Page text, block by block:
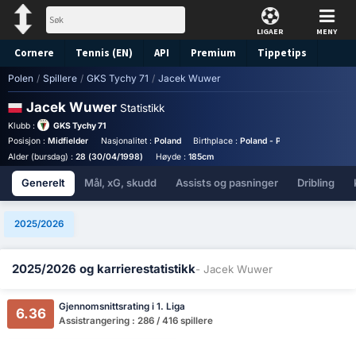
LIGAER MENY
Cornere Tennis (EN) API Premium Tippetips
Polen / Spillere / GKS Tychy 71 / Jacek Wuwer
Jacek Wuwer Statistikk
Klubb :
GKS Tychy 71
Posisjon : Midfielder Nasjonalitet : Poland Birthplace :Poland - Poland
Alder (bursdag) : 28 (30/04/1998) Høyde : 185cm
Generelt Mål, xG, skudd Assists og pasninger Dribling
2025/2026
2025/2026 og karrierestatistikk- Jacek Wuwer
6.36
Gjennomsnittsrating i 1. Liga
Assistrangering : 286 / 416 spillere